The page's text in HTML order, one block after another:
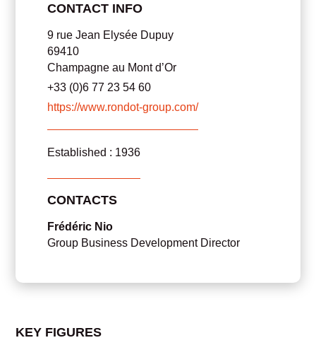
CONTACT INFO
9 rue Jean Elysée Dupuy
69410
Champagne au Mont d’Or
+33 (0)6 77 23 54 60
https://www.rondot-group.com/
Established : 1936
CONTACTS
Frédéric Nio
Group Business Development Director
KEY FIGURES